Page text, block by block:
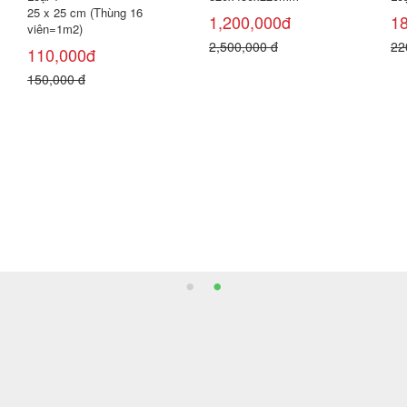
60 x 60 cm (Thùng 4 viên =
1,44m²)
173,000đ
230,000 đ
1,92m²)
270,000đ